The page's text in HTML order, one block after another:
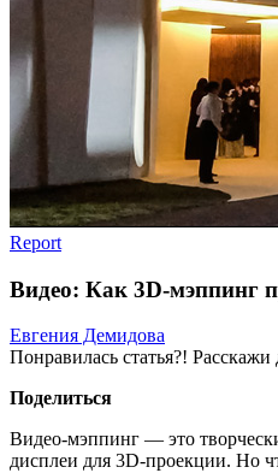
Report
Видео: Как 3D-мэппинг
Евгения Демидова
Понравилась статья?!
Поделиться
Видео-мэппинг — это
дисплеи для 3D-проекции. Но